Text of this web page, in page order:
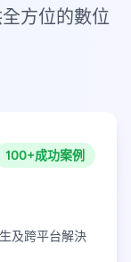
方位的數位
100+成功案例
及跨平台解決